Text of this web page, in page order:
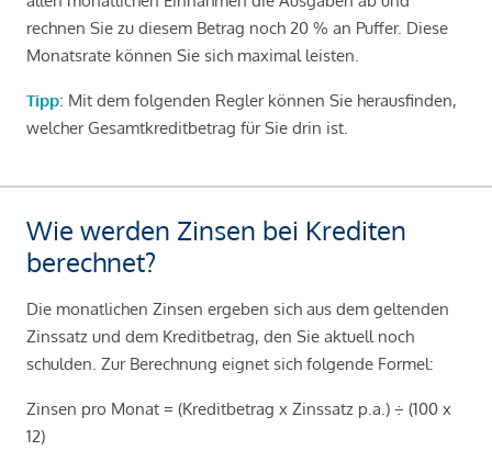
rechnen Sie zu diesem Betrag noch 20 % an Puffer. Diese
Monatsrate können Sie sich maximal leisten.
Tipp: Mit dem folgenden Regler können Sie herausfinden,
welcher Gesamtkreditbetrag für Sie drin ist.
Wie werden Zinsen bei Krediten
berechnet?
Die monatlichen Zinsen ergeben sich aus dem geltenden
Zinssatz und dem Kreditbetrag, den Sie aktuell noch
schulden. Zur Berechnung eignet sich folgende Formel:
Zinsen pro Monat = (Kreditbetrag x Zinssatz p.a.) ÷ (100 x
12)